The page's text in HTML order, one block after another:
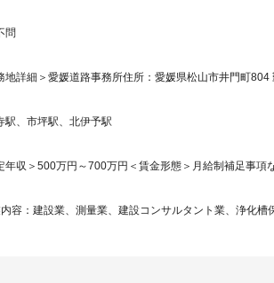
問
地詳細＞愛媛道路事務所住所：愛媛県松山市井門町
駅、市坪駅、北伊予駅
年収＞500万円～700万円＜賃金形態＞月給制補足事項
容：建設業、測量業、建設コンサルタント業、浄化槽